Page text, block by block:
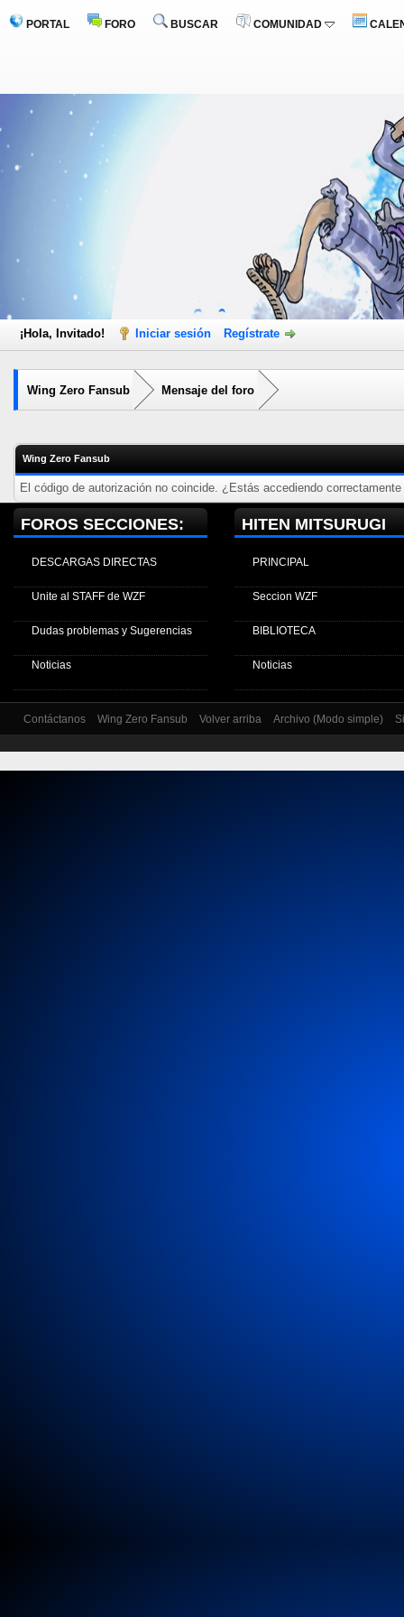
PORTAL FORO BUSCAR COMUNIDAD
¡Hola, Invitado! Iniciar sesión Regístrate
Wing Zero Fansub Mensaje del foro
Wing Zero Fansub
El código de autorización no coincide. ¿Estás accediendo
FOROS SECCIONES:
DESCARGAS DIRECTAS
Unite al STAFF de WZF
Dudas problemas y Sugerencias
Noticias
HITEN MITSURUGI
PRINCIPAL
Seccion WZF
BIBLIOTECA
Noticias
Contáctanos Wing Zero Fansub Volver arriba Archivo (Modo simple)